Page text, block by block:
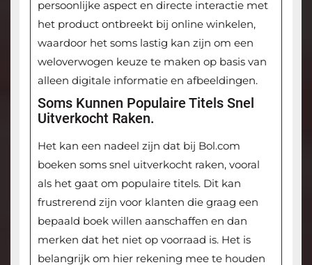
persoonlijke aspect en directe interactie met
het product ontbreekt bij online winkelen,
waardoor het soms lastig kan zijn om een
weloverwogen keuze te maken op basis van
alleen digitale informatie en afbeeldingen.
Soms Kunnen Populaire Titels Snel
Uitverkocht Raken.
Het kan een nadeel zijn dat bij Bol.com
boeken soms snel uitverkocht raken, vooral
als het gaat om populaire titels. Dit kan
frustrerend zijn voor klanten die graag een
bepaald boek willen aanschaffen en dan
merken dat het niet op voorraad is. Het is
belangrijk om hier rekening mee te houden